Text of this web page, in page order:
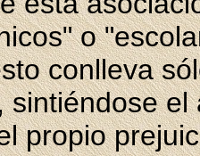
o
conlleva
sintiéndose
propio